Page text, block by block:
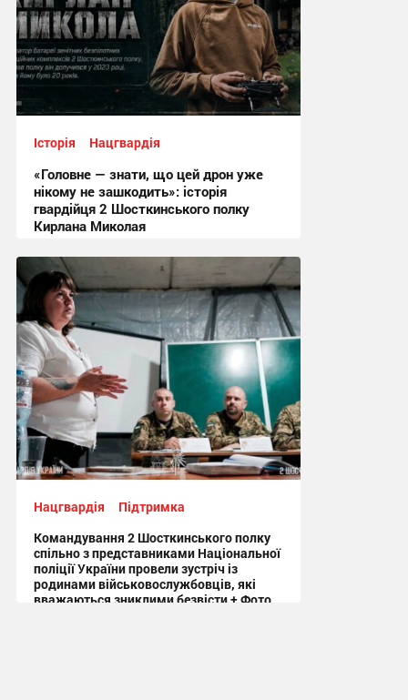
Історія Нацгвардія
«Головне — знати, що цей дрон уже
нікому не зашкодить»: історія
гвардійця 2 Шосткинського полку
Кирлана Миколая
11:12, 7.08.2026
Нацгвардія
Підтримка
Командування 2 Шосткинського полку
спільно з представниками Національної
поліції України провели зустріч із
родинами військовослужбовців, які
вважаються зниклими безвісти + Фото